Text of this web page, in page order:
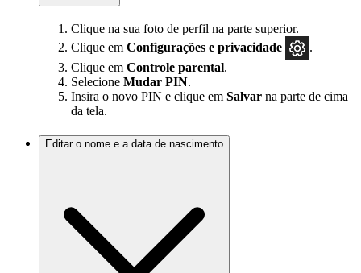
Clique na sua foto de perfil na parte superior.
Clique em Configurações e privacidade
.
Clique em Controle parental.
Selecione Mudar PIN.
Insira o novo PIN e clique em Salvar na parte de cima
da tela.
Editar o nome e a data de nascimento